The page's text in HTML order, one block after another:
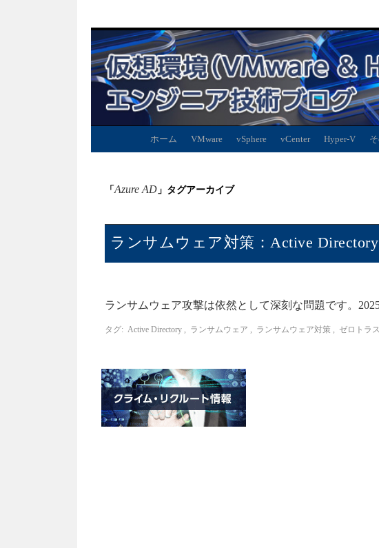
ホーム VMware vSphere vCenter Hyper-V
「 Azure AD 」タグアーカイブ
ランサムウェア対策：Active
ランサムウェア攻撃は依然として深刻な問題です。
タグ: Active Directory , ランサムウェア , ランサムウェア対策 , ゼロトラ